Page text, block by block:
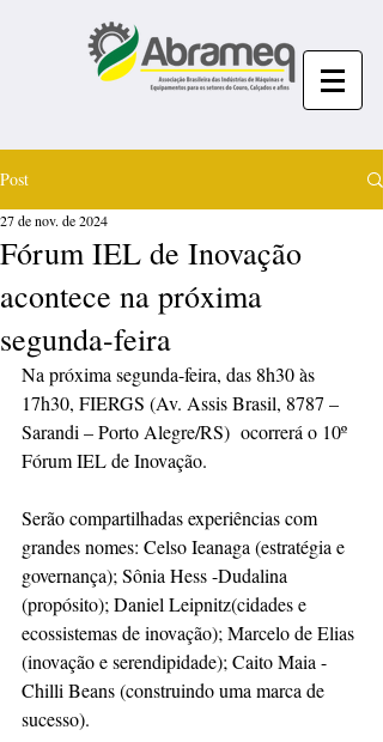
Post
Fórum IEL de Inovação
acontece na próxima
segunda-feira
27 de nov. de 2024
Na próxima segunda-feira, das 8h30 às
17h30, FIERGS (Av. Assis Brasil, 8787 –
Sarandi – Porto Alegre/RS)  ocorrerá o 10º
Fórum IEL de Inovação.
Serão compartilhadas experiências com
grandes nomes: Celso Ieanaga (estratégia e
governança); Sônia Hess -Dudalina
(propósito); Daniel Leipnitz(cidades e
ecossistemas de inovação); Marcelo de Elias
(inovação e serendipidade); Caito Maia -
Chilli Beans (construindo uma marca de
sucesso).